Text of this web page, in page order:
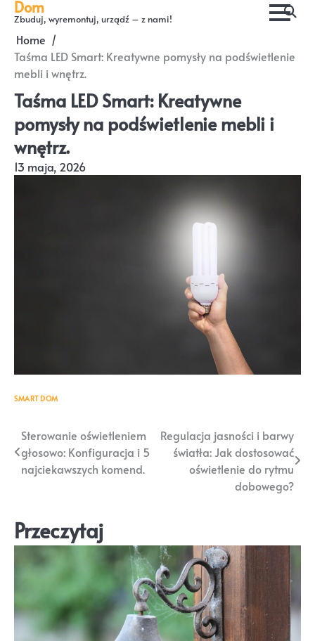
Skip
content
Dom
Zbuduj, wyremontuj, urządź – z nami!
Home
Taśma LED Smart: Kreatywne pomysły na podświetlenie
mebli i wnętrz.
Taśma LED Smart: Kreatywne
pomysły na podświetlenie mebli i
wnętrz.
13 maja, 2026
SMART DOM
Nawigacja
wpisu
Sterowanie oświetleniem
głosowo: Konfiguracja i 5
najciekawszych komend.
Regulacja jasności i barwy
światła: Jak dostosować
oświetlenie do rytmu
dobowego?
Przeczytaj